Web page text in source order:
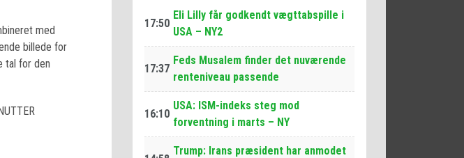
med
billede for
tal for den
17:50
Eli Lilly får godkendt vægttabspille i
USA – NY2
17:37
Feds Musalem finder det nuværende
renteniveau passende
16:10
USA: ISM-indeks steg mod
forventning i marts – NY
Trump: Irans præsident har anmodet